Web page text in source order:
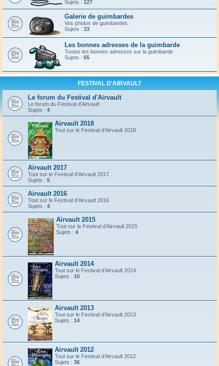
Sujets : 127
Galerie de guimbardes
Vos photos de guimbardes.
Sujets : 33
Les bonnes adresses de la guimbarde
Toutes les bonnes adresses sur la guimbarde
Sujets : 65
FESTIVAL D'AIRVAULT
Le forum du Festival d'Airvault
Le forum du Festival d'Airvault
Sujets : 4
Airvault 2018
Tout sur le Festival d'Airvault 2018
Airvault 2017
Tout sur le Festival d'Airvault 2017
Sujets : 5
Airvault 2016
Tout sur le Festival d'Airvault 2016
Sujets : 4
Airvault 2015
Tout sur le Festival d'Airvault 2015
Sujets : 4
Airvault 2014
Tout sur le Festival d'Airvault 2014
Sujets : 10
Airvault 2013
Tout sur le Festival d'Airvault 2013
Sujets : 14
Airvault 2012
Tout sur le Festival d'Airvault 2012
Sujets : 36